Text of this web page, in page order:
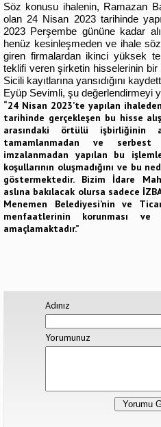
Söz konusu ihalenin, Ramazan
olan 24 Nisan 2023 tarihinde
2023 Perşembe gününe kadar
henüz kesinleşmeden ve ihale
giren firmalardan ikinci yüksek
teklifi veren şirketin hisselerinin bir
Sicili kayıtlarına yansıdığını
Eyüp Sevimli, şu değerlendirmeyi
“24 Nisan 2023’te yapılan
tarihinde gerçekleşen bu hisse
arasındaki örtülü işbirliğinin
tamamlanmadan ve
imzalanmadan yapılan bu
koşullarının oluşmadığını ve bu
göstermektedir. Bizim İdare
aslına bakılacak olursa sadece
Menemen Belediyesi’nin ve
menfaatlerinin korunması ve
amaçlamaktadır.”
Adınız
Yorumunuz